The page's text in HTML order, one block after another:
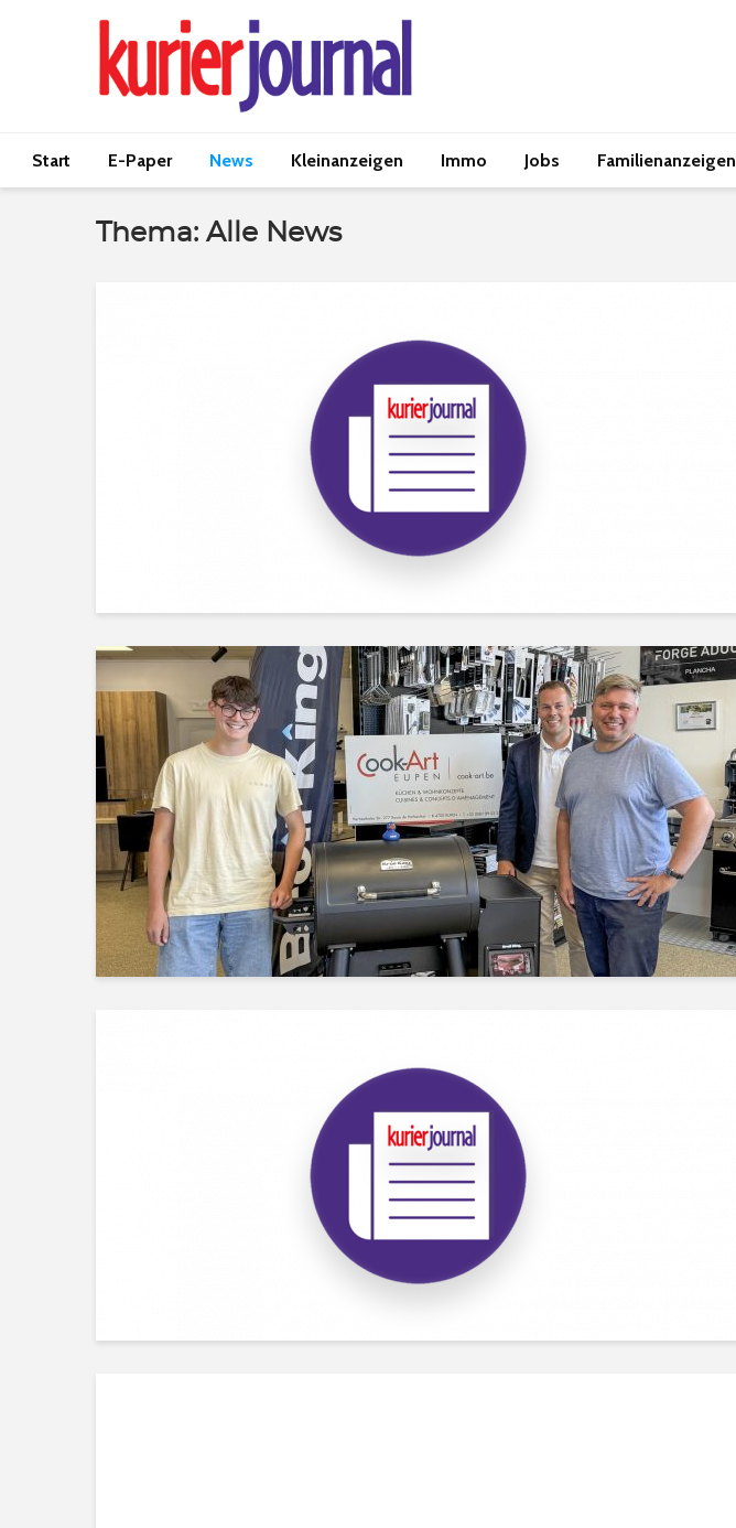
Start E-Paper News Kleinanzeigen Immo Jobs Familienanzeigen
Thema: Alle News